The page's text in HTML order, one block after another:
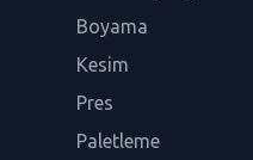
Boyama
Kesim
Pres
Paletleme